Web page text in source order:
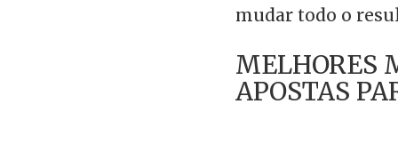
mudar todo o
MELHORES
APOSTAS